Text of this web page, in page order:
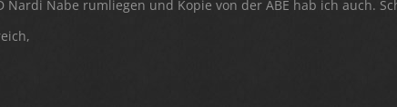
Nardi Nabe rumliegen und Kopie von der ABE hab ich auch.